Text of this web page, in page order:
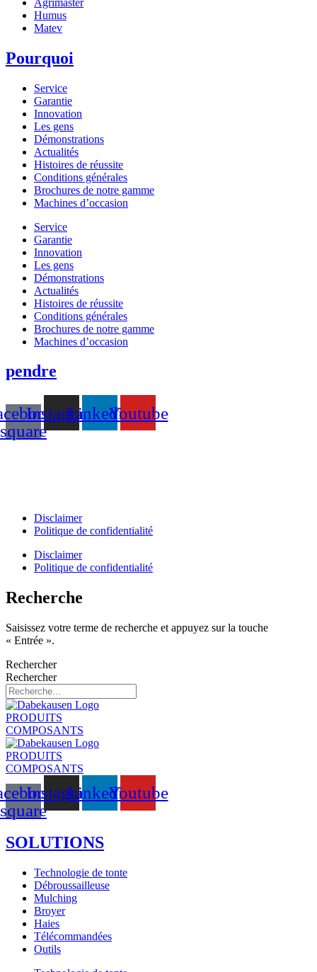
Humus
Matev
Pourquoi
Service
Garantie
Innovation
Les gens
Démonstrations
Actualités
Histoires de réussite
Conditions générales
Brochures de notre gamme
Machines d’occasion
Service
Garantie
Innovation
Les gens
Démonstrations
Actualités
Histoires de réussite
Conditions générales
Brochures de notre gamme
Machines d’occasion
pendre
square
InstagramLinkedinYoutube
Disclaimer
Politique de confidentialité
Disclaimer
Politique de confidentialité
Recherche
Saisissez votre terme de recherche et appuyez sur la touche
« Entrée ».
Rechercher
Rechercher
PRODUITS
COMPOSANTS
PRODUITS
COMPOSANTS
square
InstagramLinkedinYoutube
SOLUTIONS
Technologie de tonte
Débroussailleuse
Mulching
Broyer
Haies
Télécommandées
Outils